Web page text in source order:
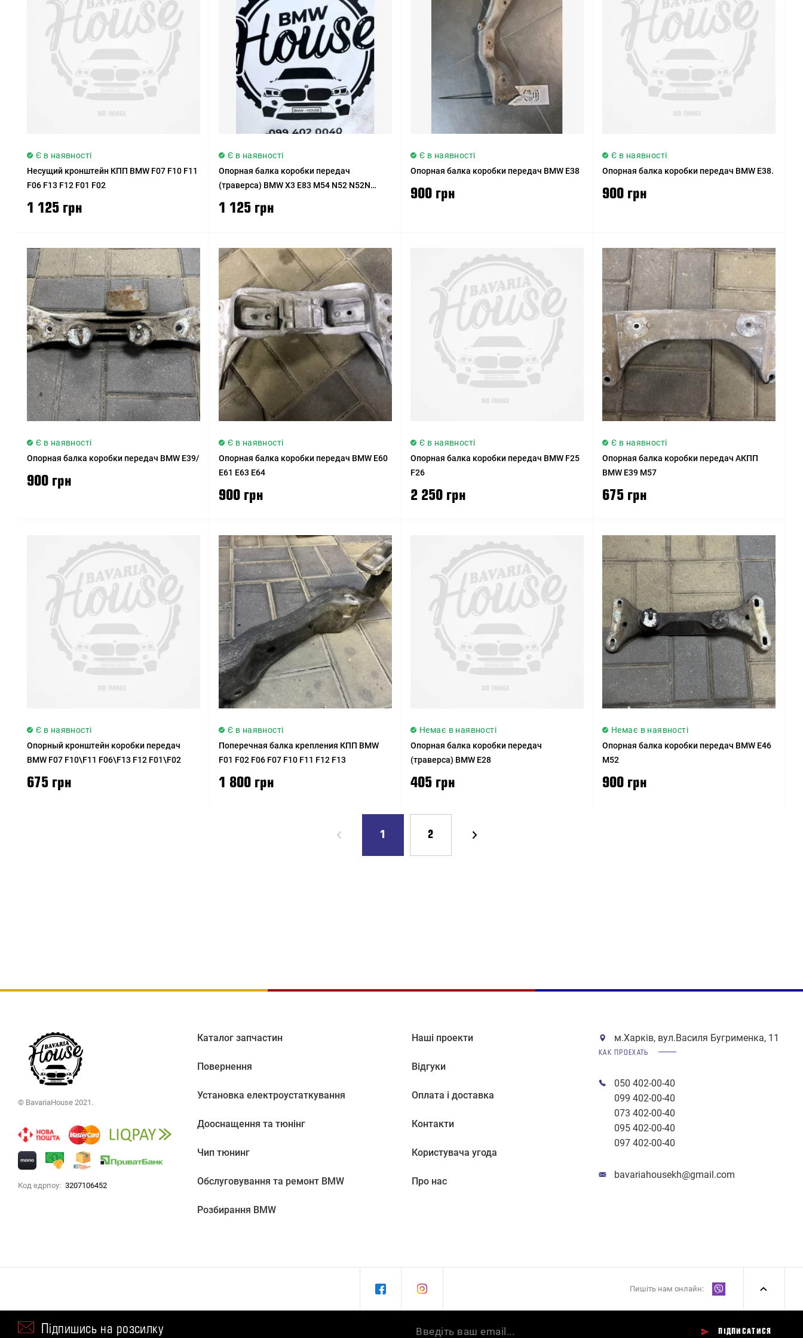
Ціна (низька > висока)
Ціна (висока > низька)
Рейтинг (починаючи з
високого)
Рейтинг (починаючи з
Модель (Я - А)
Є в наявності
Несущий кронштейн КПП BMW F07 F10 F11
F06 F13 F12 F01 F02
1 125 грн
Є в наявності
Опорная балка коробки передач
(траверса) BMW X3 E83 M54 N52 N52N
1 125 грн
Є в наявності
Опорная балка коробки передач BMW E38
900 грн
Є в наявності
Опорная балка коробки передач BMW E38.
900 грн
Є в наявності
Опорная балка коробки передач BMW E39/
900 грн
Є в наявності
Опорная балка коробки передач BMW E60
E61 E63 E64
900 грн
Є в наявності
Опорная балка коробки передач BMW F25
F26
2 250 грн
Є в наявності
Опорная балка коробки передач АКПП
BMW E39 M57
675 грн
Є в наявності
Опорный кронштейн коробки передач
BMW F07 F10\F11 F06\F13 F12 F01\F02
675 грн
Є в наявності
Поперечная балка крепления КПП BMW
F01 F02 F06 F07 F10 F11 F12 F13
1 800 грн
Немає в наявності
Опорная балка коробки передач
(траверса) BMW E28
405 грн
Немає в наявності
Опорная балка коробки передач BMW E46
M52
900 грн
1 2
© BavariaHouse 2021.
Код едрпоу: 3207106452
Каталог запчастин
Повернення
Установка електроустаткування
Дооснащення та тюнінг
Чип тюнинг
Обслуговування та ремонт BMW
Розбирання BMW
Наші проекти
Відгуки
Оплата і доставка
Контакти
Користувача угода
Про нас
м.Харків, вул.Василя Бугрименка, 11
КАК ПРОЕХАТЬ
050 402-00-40
099 402-00-40
073 402-00-40
095 402-00-40
097 402-00-40
bavariahousekh@gmail.com
Пишіть нам онлайн:
Підпишись на розсилку ПІДПИСАТИСЯ